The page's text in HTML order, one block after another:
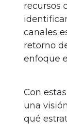
recursos
canales
retorno
enfoque
Con
una
qué